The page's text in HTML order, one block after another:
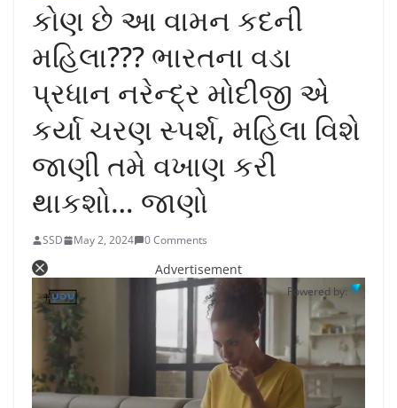
કોણ છે આ વામન કદની
મહિલા??? ભારતના વડા
પ્રધાન નરેન્દ્ર મોદીજી એ
કર્યા ચરણ સ્પર્શ, મહિલા વિશે
જાણી તમે વખાણ કરી
થાકશો… જાણો
SSD May 2, 2024 0 Comments
Advertisement
Powered by: